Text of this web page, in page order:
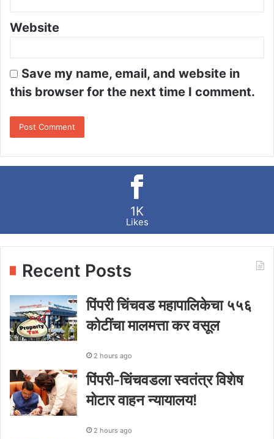
Website
Save my name, email, and website in
this browser for the next time I comment.
1K
Likes
Recent Posts
पिंपरी चिंचवड महापालिकेचा ५५६
कोटींचा मालमत्ता कर वसूल
2 hours ago
पिंपरी-चिंचवडला स्वतंत्र विशेष
मोटार वाहन न्यायालय!
2 hours ago